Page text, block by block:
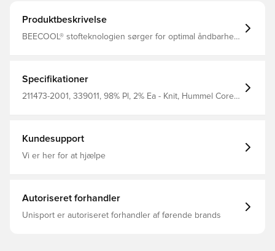
Produktbeskrivelse
BEECOOL® stofteknologien sørger for optimal åndbarhed
ejendele Elastisk talje med løbesnor, som kan spændes
til for det bedst mulige fit Regular fit Fremstillet i 98%
polyester og 2% elastan.
Specifikationer
211473-2001, 339011, 98% Pl, 2% Ea - Knit, Hummel Core,
Kundesupport
Vi er her for at hjælpe
Autoriseret forhandler
Unisport er autoriseret forhandler af førende brands